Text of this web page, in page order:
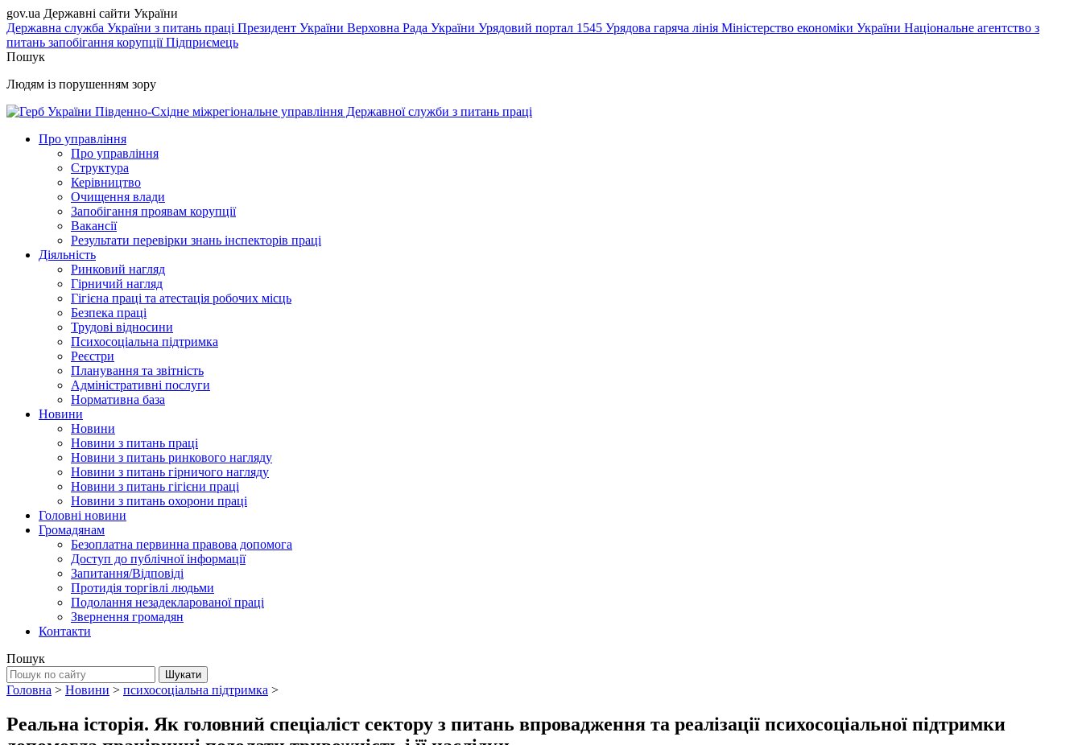
gov.ua Державні сайти України
Державна служба України з питань праці Президент України Верховна Рада України Урядовий портал 1545 Урядова гаряча лінія Міністерство економіки України Національне агентство з
питань запобігання корупціїПідприємець
Пошук
Людям із порушенням зору
Південно-Східне міжрегіональне управління Державної служби з питань праці
Про управління
Про управління
Структура
Керівництво
Очищення влади
Запобігання проявам корупції
Вакансії
Результати перевірки знань інспекторів праці
Діяльність
Ринковий нагляд
Гірничий нагляд
Гігієна праці та атестація робочих місць
Безпека праці
Трудові відносини
Психосоціальна підтримка
Реєстри
Планування та звітність
Адміністративні послуги
Нормативна база
Новини
Новини
Новини з питань праці
Новини з питань ринкового нагляду
Новини з питань гірничого нагляду
Новини з питань гігієни праці
Новини з питань охорони праці
Головні новини
Громадянам
Безоплатна первинна правова допомога
Доступ до публічної інформації
Запитання/Відповіді
Протидія торгівлі людьми
Подолання незадекларованої праці
Звернення громадян
Контакти
Пошук
Головна > Новини > психосоціальна підтримка >
Реальна історія. Як головний спеціаліст сектору з питань впровадження та реалізації психосоціальної підтримки